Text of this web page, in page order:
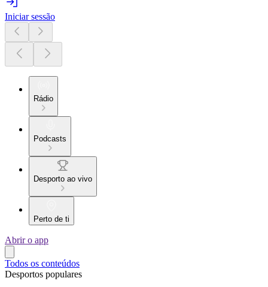
Iniciar sessão
Rádio
Podcasts
Desporto ao vivo
Perto de ti
Abrir o app
Todos os conteúdos
Desportos populares